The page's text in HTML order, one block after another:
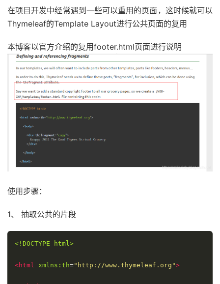
在项目开发中经常遇到一些可以重用的页面，这时候就可以
Thymeleaf的Template Layout进行公共页面的复用
本博客以官方介绍的复用footer.html页面进行说明
使用步骤：
1、 抽取公共的片段
<!DOCTYPE html>
<html xmlns:th="http://www.thymeleaf.org">